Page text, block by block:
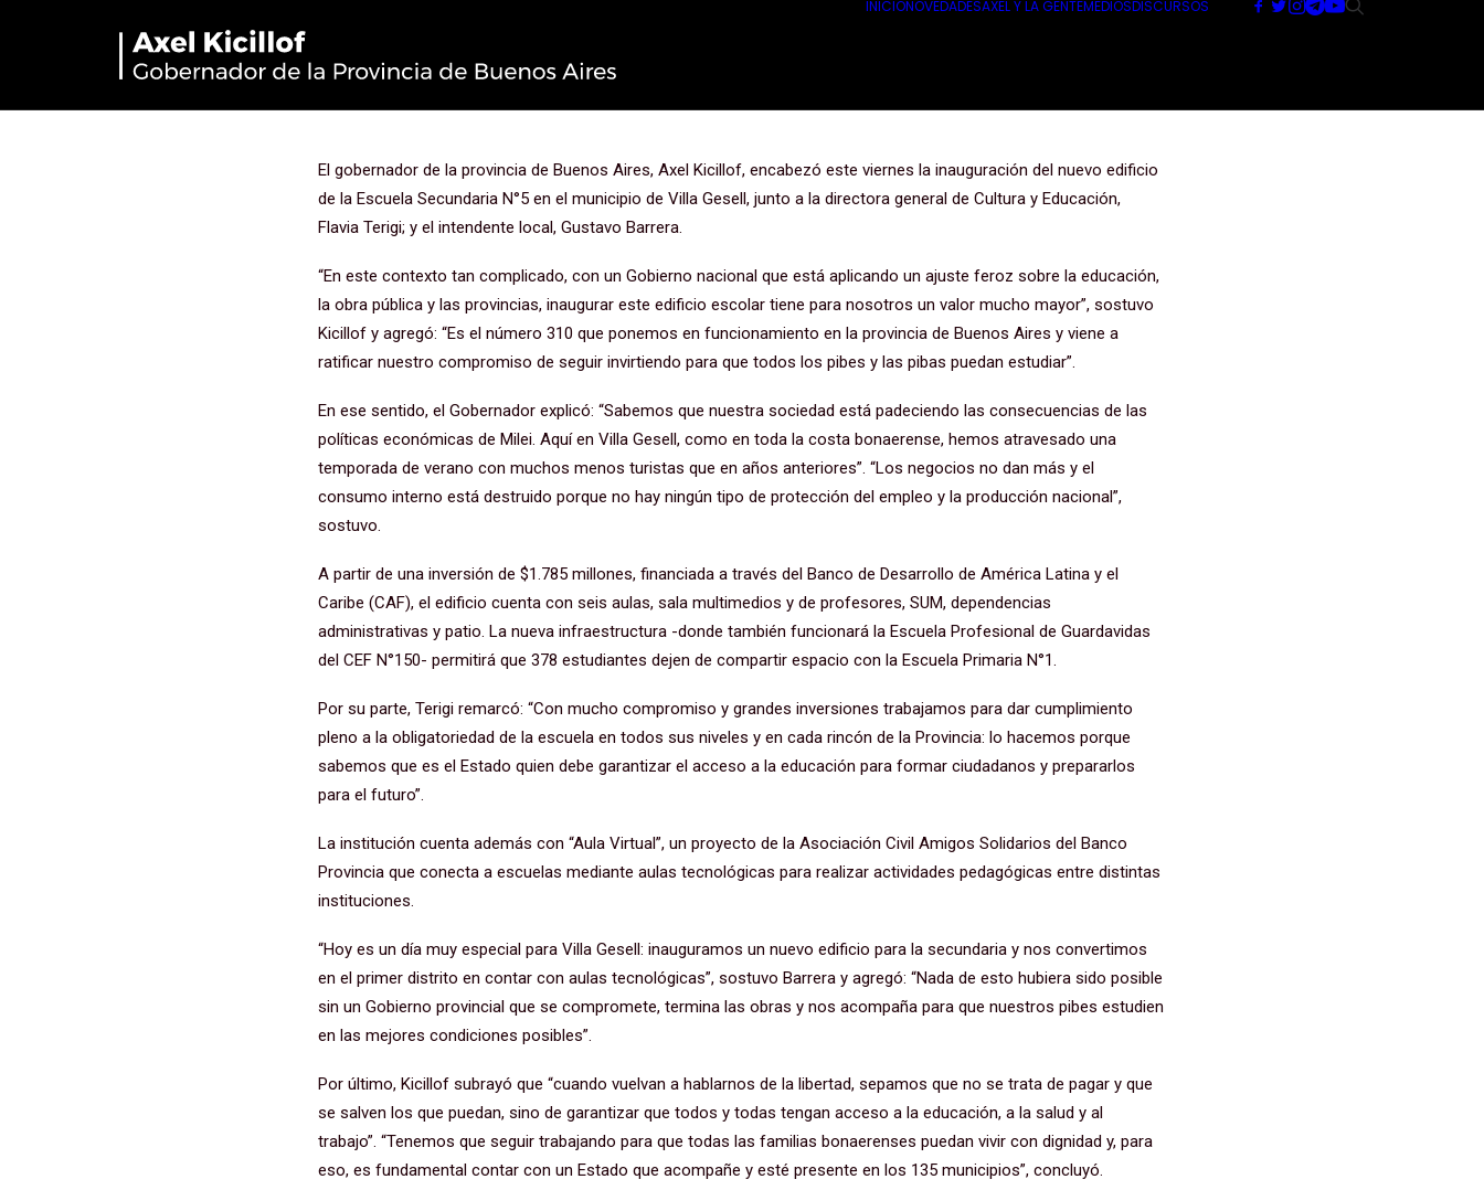
INICIONOVEDADESAXEL Y LA GENTEMEDIOSDISCURSOS
“Con cada nueva escuela ratificamos nuestro compromiso
El gobernador de la provincia de Buenos Aires, Axel Kicillof, encabezó este viernes la inauguración del nuevo edificio
de la Escuela Secundaria N°5 en el municipio de Villa Gesell, junto a la directora general de Cultura y Educación,
Flavia Terigi; y el intendente local, Gustavo Barrera.
“En este contexto tan complicado, con un Gobierno nacional que está aplicando un ajuste feroz sobre la educación,
la obra pública y las provincias, inaugurar este edificio escolar tiene para nosotros un valor mucho mayor”, sostuvo
Kicillof y agregó: “Es el número 310 que ponemos en funcionamiento en la provincia de Buenos Aires y viene a
ratificar nuestro compromiso de seguir invirtiendo para que todos los pibes y las pibas puedan estudiar”.
En ese sentido, el Gobernador explicó: “Sabemos que nuestra sociedad está padeciendo las consecuencias de las
políticas económicas de Milei. Aquí en Villa Gesell, como en toda la costa bonaerense, hemos atravesado una
temporada de verano con muchos menos turistas que en años anteriores”. “Los negocios no dan más y el
consumo interno está destruido porque no hay ningún tipo de protección del empleo y la producción nacional”,
sostuvo.
A partir de una inversión de $1.785 millones, financiada a través del Banco de Desarrollo de América Latina y el
Caribe (CAF), el edificio cuenta con seis aulas, sala multimedios y de profesores, SUM, dependencias
administrativas y patio. La nueva infraestructura -donde también funcionará la Escuela Profesional de Guardavidas
del CEF N°150- permitirá que 378 estudiantes dejen de compartir espacio con la Escuela Primaria N°1.
Por su parte, Terigi remarcó: “Con mucho compromiso y grandes inversiones trabajamos para dar cumplimiento
pleno a la obligatoriedad de la escuela en todos sus niveles y en cada rincón de la Provincia: lo hacemos porque
sabemos que es el Estado quien debe garantizar el acceso a la educación para formar ciudadanos y prepararlos
para el futuro”.
La institución cuenta además con “Aula Virtual”, un proyecto de la Asociación Civil Amigos Solidarios del Banco
Provincia que conecta a escuelas mediante aulas tecnológicas para realizar actividades pedagógicas entre distintas
instituciones.
“Hoy es un día muy especial para Villa Gesell: inauguramos un nuevo edificio para la secundaria y nos convertimos
en el primer distrito en contar con aulas tecnológicas”, sostuvo Barrera y agregó: “Nada de esto hubiera sido posible
sin un Gobierno provincial que se compromete, termina las obras y nos acompaña para que nuestros pibes estudien
en las mejores condiciones posibles”.
Por último, Kicillof subrayó que “cuando vuelvan a hablarnos de la libertad, sepamos que no se trata de pagar y que
se salven los que puedan, sino de garantizar que todos y todas tengan acceso a la educación, a la salud y al
trabajo”. “Tenemos que seguir trabajando para que todas las familias bonaerenses puedan vivir con dignidad y, para
eso, es fundamental contar con un Estado que acompañe y esté presente en los 135 municipios”, concluyó.